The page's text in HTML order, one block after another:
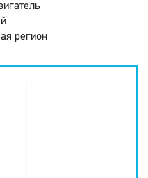
регион